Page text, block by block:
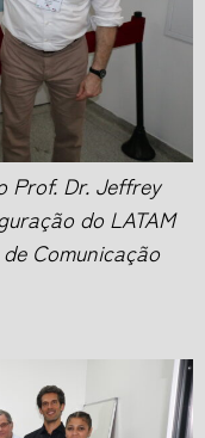
Prof. Dr. Jeffrey
do LATAM
Comunicação